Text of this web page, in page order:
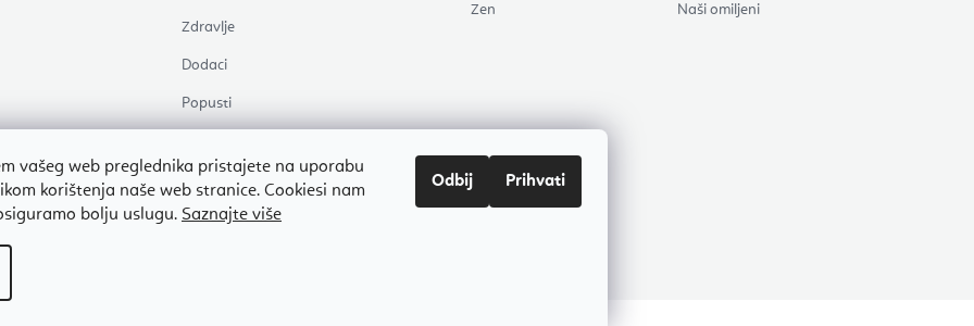
vašeg web preglednika pristajete na uporabu
korištenja naše web stranice. Cookiesi nam
bolju uslugu. Saznajte više
Odbij
Zdravlje
Dodaci
Popusti
Zen Naši omiljeni
Autorsko pravo 2026 Flexity . Sva prava pridržana. Uredi postavke kolačića